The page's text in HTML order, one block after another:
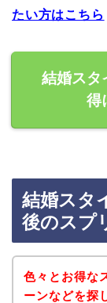
たい方はこちら
結婚スタ
得
結婚スタ
後のスプ
色々とお得な
ーンなどを探